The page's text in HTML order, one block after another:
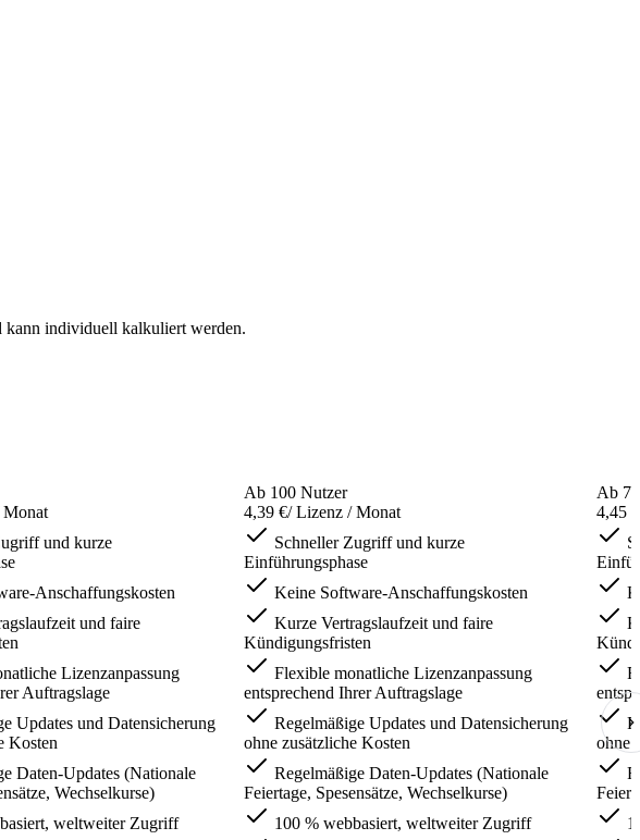
kann individuell kalkuliert werden.
und kurze
Anschaffungskosten
und faire
Lizenzanpassung
Auftragslage
Updates und Datensicherung
Kosten
Daten-Updates (Nationale
Wechselkurse)
weltweiter Zugriff
Ab 100 Nutzer
4,39 €/ Lizenz / Monat
Schneller Zugriff und kurze
Einführungsphase
Keine Software-Anschaffungskosten
Kurze Vertragslaufzeit und faire
Kündigungsfristen
Flexible monatliche Lizenzanpassung
entsprechend Ihrer Auftragslage
Regelmäßige Updates und Datensicherung
ohne zusätzliche Kosten
Regelmäßige Daten-Updates (Nationale
Feiertage, Spesensätze, Wechselkurse)
100 % webbasiert, weltweiter Zugriff
Ab
4,45 €
ohne